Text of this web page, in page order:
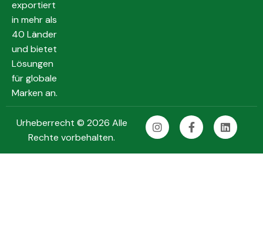
exportiert
in mehr als
40 Länder
und bietet
Lösungen
für globale
Marken an.
Urheberrecht © 2026 Alle
Rechte vorbehalten.